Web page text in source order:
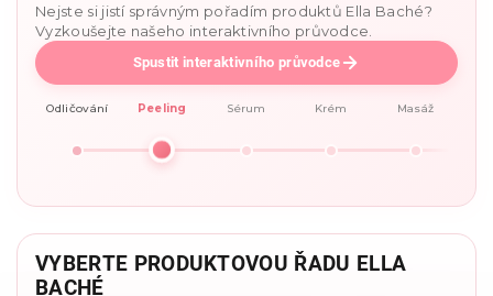
Nejste si jistí správným pořadím produktů Ella Baché?
Vyzkoušejte našeho interaktivního průvodce.
Spustit interaktivního průvodce
Odličování Peeling Sérum Krém Masáž
VYBERTE PRODUKTOVOU ŘADU ELLA
BACHÉ